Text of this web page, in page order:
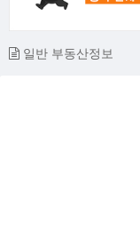
일반 부동산정보